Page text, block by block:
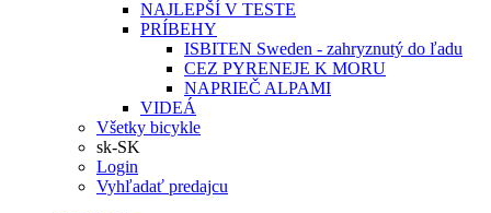
NAJLEPŠÍ V TESTE
PRÍBEHY
ISBITEN Sweden - zahryznutý do ľadu
CEZ PYRENEJE K MORU
NAPRIEČ ALPAMI
VIDEÁ
Všetky bicykle
sk-SK
Login
Vyhľadať predajcu